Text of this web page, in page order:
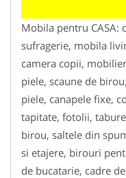
Mobila pentru CASA:
sufragerie, mobila
camera copii,
piele, scaune de
piele, canapele fixe,
tapitate, fotolii,
birou, saltele din
si etajere, birouri
de bucatarie, cadre